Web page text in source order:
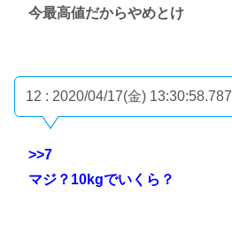
今最高値だからやめとけ
12 : 2020/04/17(金) 13:30:58.787
>>7
マジ？10kgでいくら？